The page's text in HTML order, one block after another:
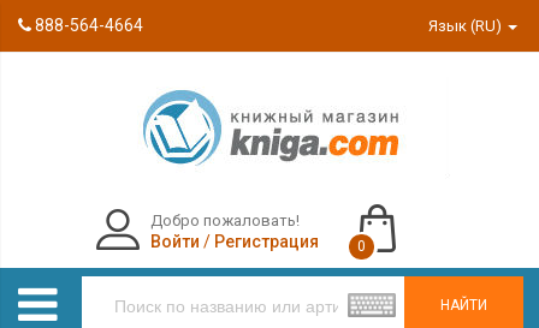
888-564-4664 Язык (RU)
НАЙТИ
Добро пожаловать!
Войти / Регистрация 0